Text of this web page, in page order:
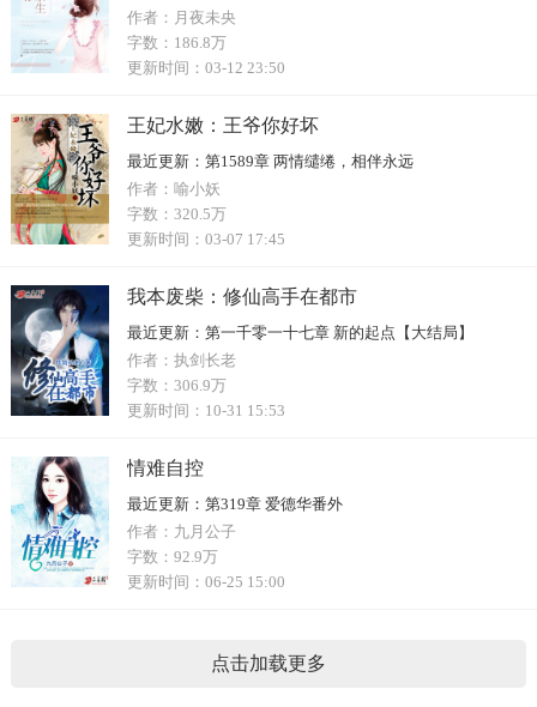
作者： 月夜未央
字数： 186.8万
更新时间： 03-12 23:50
王妃水嫩：王爷你好坏
最近更新： 第1589章 两情缱绻，相伴永远
作者： 喻小妖
字数： 320.5万
更新时间： 03-07 17:45
我本废柴：修仙高手在都市
最近更新： 第一千零一十七章 新的起点【大结局】
作者： 执剑长老
字数： 306.9万
更新时间： 10-31 15:53
情难自控
最近更新： 第319章 爱德华番外
作者： 九月公子
字数： 92.9万
更新时间： 06-25 15:00
点击加载更多